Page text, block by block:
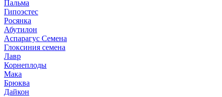
Пальма
Гипоэстес
Росянка
Абутилон
Аспарагус Семена
Глоксиния семена
Лавр
Корнеплоды
Мака
Брюква
Дайкон